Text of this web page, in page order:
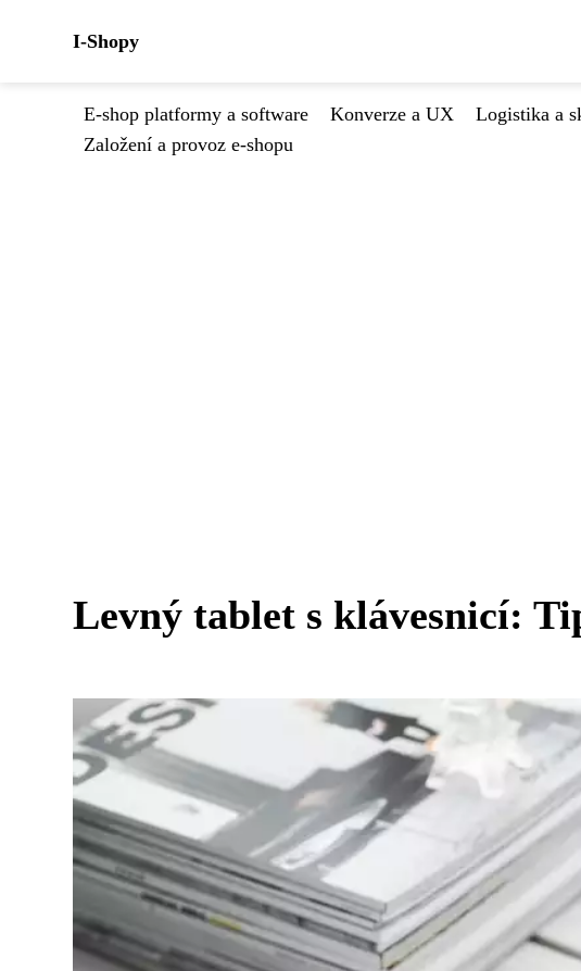
I-Shopy
E-shop platformy a software Konverze a UX Logistika a
Založení a provoz e-shopu
Levný tablet s klávesnicí: